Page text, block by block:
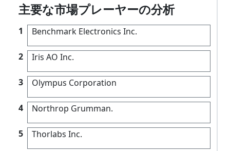
主要な市場プレーヤーの分析
1 Benchmark Electronics Inc.
2 Iris AO Inc.
3 Olympus Corporation
4 Northrop Grumman.
5 Thorlabs Inc.